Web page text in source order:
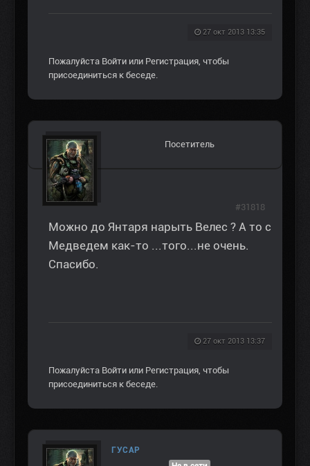
27 окт 2013 13:35
Пожалуйста Войти или Регистрация, чтобы
присоединиться к беседе.
Посетитель
Можно до Янтаря нарыть Велес ? А то с
Медведем как-то ...того...не очень.
Спасибо.
27 окт 2013 13:37
#31818
Пожалуйста Войти или Регистрация, чтобы
присоединиться к беседе.
ГУСАР